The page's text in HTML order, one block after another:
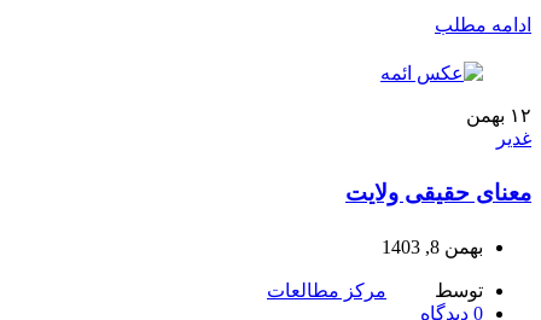
ادامه مطلب
۱۲ بهمن
غدیر
معنای حقیقی ولایت
بهمن 8, 1403
توسط
مرکز مطالعات
0 دیدگاه